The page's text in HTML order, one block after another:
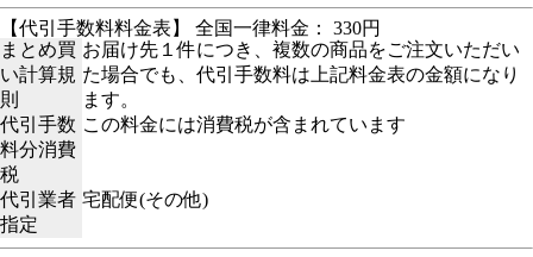
【代引手数料料金表】 全国一律料金： 330円
まとめ買
い計算規
則
お届け先１件につき、複数の商品をご注文いただい
た場合でも、代引手数料は上記料金表の金額になり
ます。
代引手数
料分消費
税
この料金には消費税が含まれています
代引業者
指定
宅配便(その他)